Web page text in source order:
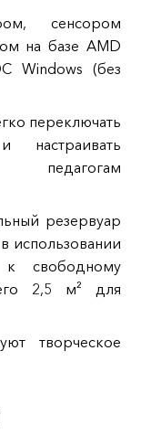
сенсором
на базе AMD
Windows (без
переключать
педагогам
резервуар
использовании
свободному
2,5 м² для
творческое